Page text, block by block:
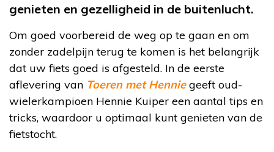
genieten en gezelligheid in de buitenlucht.
Om goed voorbereid de weg op te gaan en om
zonder zadelpijn terug te komen is het belangrijk
dat uw fiets goed is afgesteld. In de eerste
aflevering van Toeren met Henniegeeft oud-
wielerkampioen Hennie Kuiper een aantal tips en
tricks, waardoor u optimaal kunt genieten van de
fietstocht.